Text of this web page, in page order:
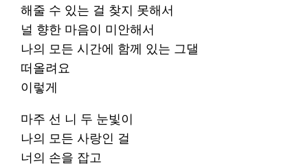
해줄 수 있는 걸 찾지 못해서
널 향한 마음이 미안해서
나의 모든 시간에 함께 있는 그댈
떠올려요
이렇게
마주 선 니 두 눈빛이
나의 모든 사랑인 걸
너의 손을 잡고